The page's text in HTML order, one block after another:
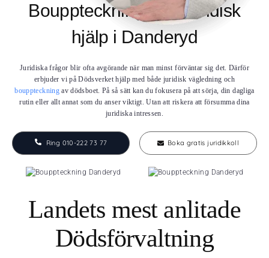
Bouppteckning och Juridisk
hjälp i Danderyd
Juridiska frågor blir ofta avgörande när man minst förväntar sig det. Därför
erbjuder vi på Dödsverket hjälp med både juridisk vägledning och
bouppteckningav dödsboet. På så sätt kan du fokusera på att sörja, din dagliga
rutin eller allt annat som du anser viktigt. Utan att riskera att försumma dina
juridiska intressen.
Ring 010-222 73 77 Boka gratis juridikkoll
Landets mest anlitade
Dödsförvaltning